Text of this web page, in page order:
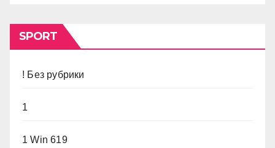
SPORT
! Без рубрики
1
1 Win 619